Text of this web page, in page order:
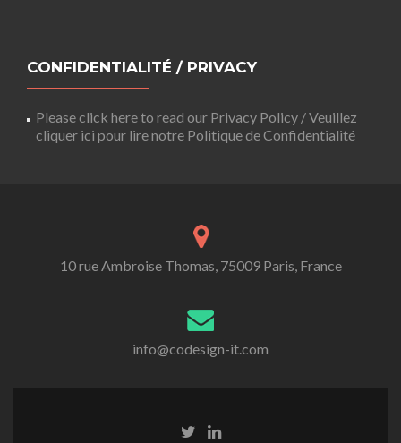
CONFIDENTIALITÉ / PRIVACY
Please click here to read our Privacy Policy / Veuillez
cliquer ici pour lire notre Politique de Confidentialité
10 rue Ambroise Thomas, 75009 Paris, France
info@codesign-it.com